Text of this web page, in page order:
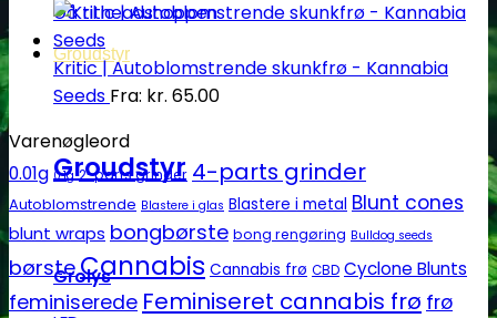
Gå til headshoppen
Groudstyr
Groudstyr
Grolys
Kritic | Autoblomstrende skunkfrø - Kannabia
Seeds Fra: kr. 65.00
Varenøgleord
0.01g 0.1g 2-parts grinder 4-parts grinder
Autoblomstrende Blastere i glas Blastere i metal Blunt cones
blunt wraps bongbørste bong rengøring Bulldog seeds
børsteCannabis Cannabis frø CBD Cyclone Blunts
feminiserede Feminiseret cannabis frø frø